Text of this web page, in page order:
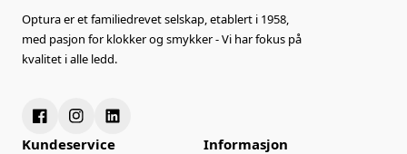
Optura er et familiedrevet selskap, etablert i 1958,
med pasjon for klokker og smykker - Vi har fokus på
kvalitet i alle ledd.
Kundeservice Informasjon